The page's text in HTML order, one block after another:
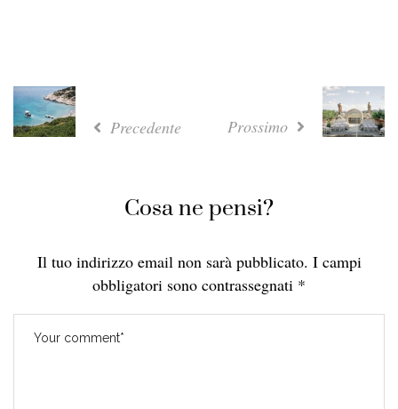
Precedente Prossimo
Cosa ne pensi?
Il tuo indirizzo email non sarà pubblicato. I campi
obbligatori sono contrassegnati *